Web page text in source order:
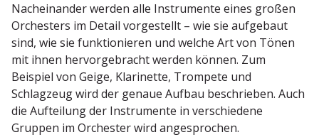
Nachein­ander werden alle Instru­mente eines großen
Orchesters im Detail vorge­stellt – wie sie aufgebaut
sind, wie sie funktio­nieren und welche Art von Tönen
mit ihnen hervor­ge­bracht werden können. Zum
Beispiel von Geige, Klari­nette, Trompete und
Schlagzeug wird der genaue Aufbau beschrieben. Auch
die Aufteilung der Instru­mente in verschiedene
Gruppen im Orchester wird angesprochen.